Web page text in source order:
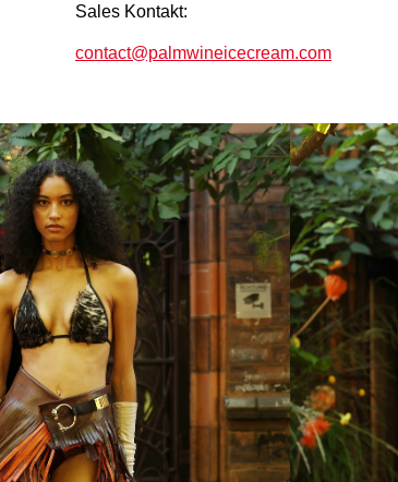
Sales Kontakt:
contact@palmwineicecream.com